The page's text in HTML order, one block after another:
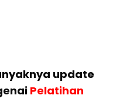
update
Pelatihan